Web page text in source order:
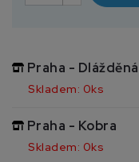
Praha - Dlážděná
Skladem: 0ks
Praha - Kobra
Skladem: 0ks